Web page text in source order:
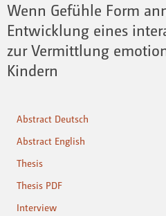
Wenn Gefühle Form
Entwicklung eines
zur Vermittlung
Kindern
Abstract Deutsch
Abstract English
Thesis
Thesis PDF
Interview